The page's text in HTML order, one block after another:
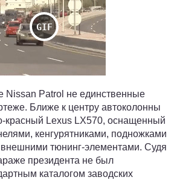
Nissan Patrol не единственные
Ближе к центру автоколонны
красный Lexus LX570, оснащенный
кенгурятниками, подножками
тюнинг-элементами. Судя
президента не был
каталогом заводских